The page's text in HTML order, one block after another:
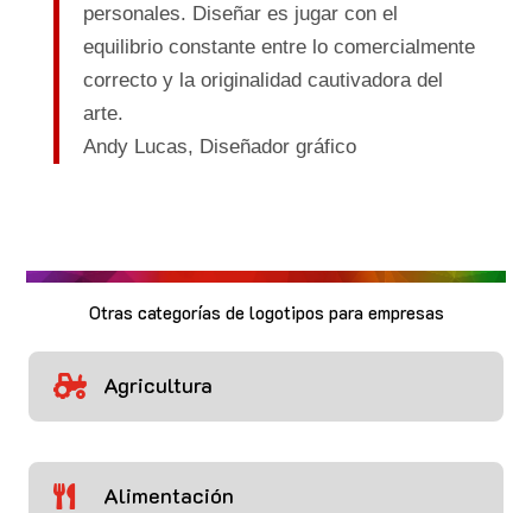
personales. Diseñar es jugar con el
equilibrio constante entre lo comercialmente
correcto y la originalidad cautivadora del
arte.
Andy Lucas, Diseñador gráfico
Otras categorías de logotipos para empresas
 Agricultura
 Alimentación